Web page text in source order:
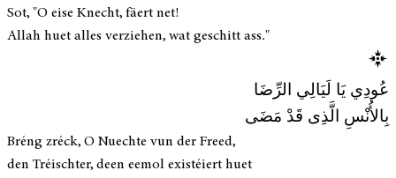
Sot, "O eise Knecht, fäert net!
Allah huet alles verziehen, wat geschitt ass."
عُودِي يَا لَيَالِي الرِّضَا
بِالأُنْسِ الَّذِى قَدْ مَضَى
Bréng zréck, O Nuechte vun der Freed,
den Tréischter, deen eemol existéiert huet